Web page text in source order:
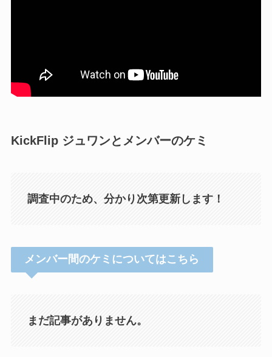
KickFlip ジュワンとメンバーのケミ
調査中のため、分かり次第更新します！
メンバー間のケミについてはこちら
まだ記事がありません。